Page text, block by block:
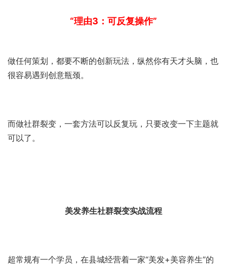
“理由3：可反复操作”
做任何策划，都要不断的创新玩法，纵然你有天才头脑，也
很容易遇到创意瓶颈。
而做社群裂变，一套方法可以反复玩，只要改变一下主题就
可以了。
美发养生社群裂变实战流程
超常规有一个学员，在县城经营着一家“美发+美容养生”的